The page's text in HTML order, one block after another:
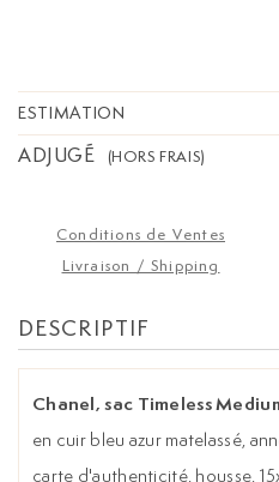
ESTIMATION
ADJUGÉ (HORS FRAIS)
Conditions de Ventes
Livraison / Shipping
DESCRIPTIF
Chanel, sac Timeless
en cuir bleu azur matelassé,
carte d'authenticité, housse,